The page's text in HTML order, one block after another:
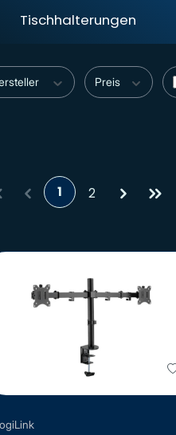
Tischhalterungen
Preis
1 2